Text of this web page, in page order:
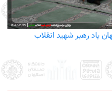
یاد رهبر شهید انقلاب